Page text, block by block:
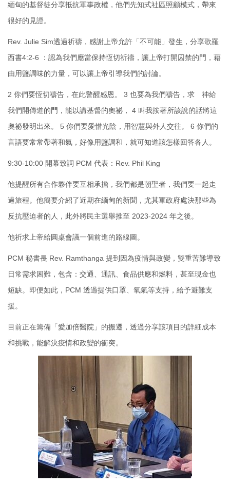
緬甸的基督徒分享抵抗軍事政權，他們先知式社區照顧模式，帶來
很好的見證。
Rev. Julie Sim透過祈禱，感謝上帝允許「不可能」發生，分享歌羅
西書4:2-6 ：認為我們應當保持恆切祈禱，讓上帝打開囚禁的門，藉
由用鹽調味的力量，可以讓上帝引導我們的討論。
2 你們要恆切禱告，在此警醒感恩。 3 也要為我們禱告，求 神給
我們開傳道的門，能以講基督的奧祕， 4 叫我按著所該說的話將這
奧祕發明出來。 5 你們要愛惜光陰，用智慧與外人交往。 6 你們的
言語要常常帶著和氣，好像用鹽調和，就可知道該怎樣回答各人。
9:30-10:00 開幕致詞 PCM 代表：Rev. Phil King
他提醒所有合作夥伴要互相承擔，我們都是朝聖者，我們要一起走
過旅程。他簡要介紹了近期在緬甸的新聞，尤其軍政府處決那些為
反抗壓迫者的人，此外將民主選舉推至 2023-2024 年之後。
他祈求上帝給圓桌會議一個前進的路線圖。
PCM 秘書長 Rev. Ramthanga 提到因為疫情與政變，雙重苦難導致
日常需求困難，包含：交通、通訊、食品供應和燃料，甚至現金也
短缺。即便如此，PCM 透過提供口罩、氧氣等支持，給予避難支
援。
目前正在籌備「愛加倍醫院」的搬遷，透過分享該項目的詳細成本
和挑戰，能解決疫情和政變的衝突。